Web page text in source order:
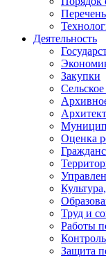
Деятельность
Закупки
Сельское
Оценка
Труд и
Работы
Защита